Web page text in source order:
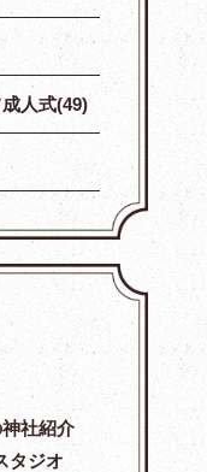
人式(49)
神社紹介
タジオ